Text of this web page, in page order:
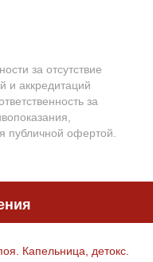
за отсутствие
и аккредитаций
за
публичной офертой.
Ка­пель­ни­ца, де­токс.